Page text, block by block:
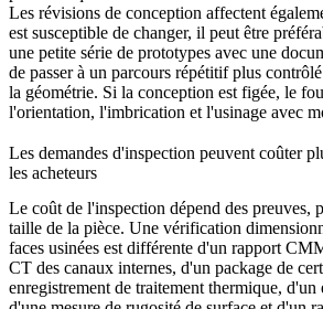
Les révisions de conception affectent
est susceptible de changer, il peut être
une petite série de prototypes avec une
de passer à un parcours répétitif plus
la géométrie. Si la conception est figée, le
l'orientation, l'imbrication et l'usinage avec
Les demandes d'inspection peuvent coûter
les acheteurs
Le coût de l'inspection dépend des preuves,
taille de la pièce. Une vérification
faces usinées est différente d'un rapport
CT des canaux internes, d'un package de
enregistrement de traitement thermique, d'un